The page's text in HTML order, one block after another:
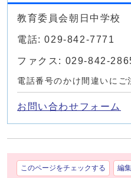
教育委員会朝日中学校
電話: 029-842-7771
ファクス: 029-842-
電話番号のかけ間違いにご
お問い合わせフォーム
このページをチェックする 編集